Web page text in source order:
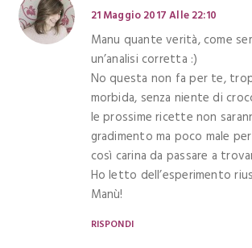
21 Maggio 2017 Alle 22:10
Manu quante verità, come
un’analisi corretta :)
No questa non fa per te,
morbida, senza niente di
le prossime ricette non
gradimento ma poco male
così carina da passare a
Ho letto dell’esperimento
Manù!
RISPONDI